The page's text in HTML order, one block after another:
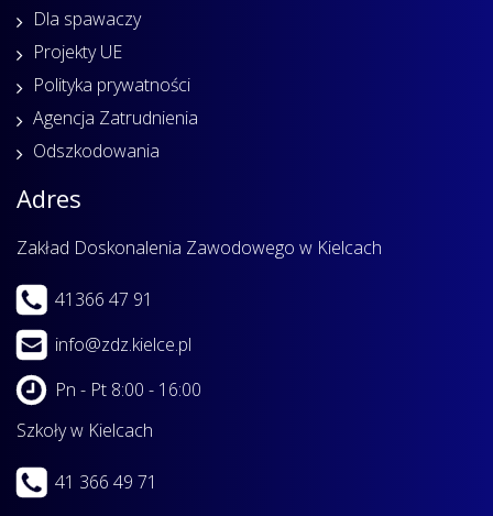
Dla spawaczy
Projekty UE
Polityka prywatności
Agencja Zatrudnienia
Odszkodowania
Adres
Zakład Doskonalenia Zawodowego w Kielcach
41366 47 91
info@zdz.kielce.pl
Pn - Pt 8:00 - 16:00
Szkoły w Kielcach
41 366 49 71